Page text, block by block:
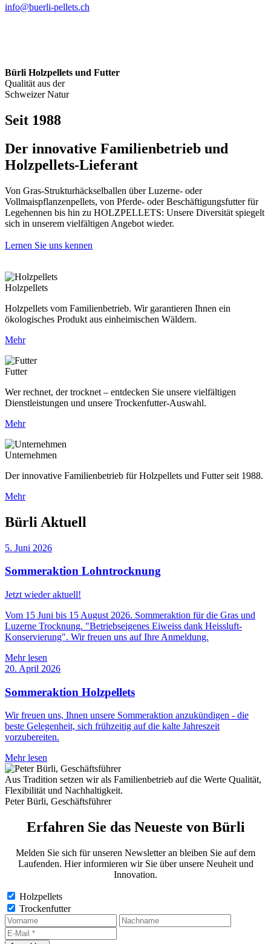
info@buerli-pellets.ch
Bürli Holzpellets und Futter
Qualität aus der
Schweizer Natur
Seit 1988
Der innovative Familienbetrieb und
Holzpellets-Lieferant
Von Gras-Strukturhäckselballen über Luzerne- oder
Vollmaispflanzenpellets, von Pferde- oder Beschäftigungsfutter für
Legehennen bis hin zu HOLZPELLETS: Unsere Diversität spiegelt
sich in unserem vielfältigen Angebot wieder.
Lernen Sie uns kennen
Holzpellets
Holzpellets vom Familienbetrieb. Wir garantieren Ihnen ein
ökologisches Produkt aus einheimischen Wäldern.
Mehr
Futter
Wer rechnet, der trocknet – entdecken Sie unsere vielfältigen
Dienstleistungen und unsere Trockenfutter-Auswahl.
Mehr
Unternehmen
Der innovative Familienbetrieb für Holzpellets und Futter seit 1988.
Mehr
Bürli Aktuell
5. Juni 2026
Sommeraktion Lohntrocknung
Jetzt wieder aktuell!
Vom 15 Juni bis 15 August 2026. Sommeraktion für die Gras und
Luzerne Trocknung. "Betriebseigenes Eiweiss dank Heissluft-
Konservierung". Wir freuen uns auf Ihre Anmeldung.
Mehr lesen
20. April 2026
Sommeraktion Holzpellets
Wir freuen uns, Ihnen unsere Sommeraktion anzukündigen - die
beste Gelegenheit, sich frühzeitig auf die kalte Jahreszeit
vorzubereiten.
Mehr lesen
Aus Tradition setzen wir als Familienbetrieb auf die Werte Qualität,
Flexibilität und Nachhaltigkeit.
Peter Bürli, Geschäftsführer
Erfahren Sie das Neueste von Bürli
Melden Sie sich für unseren Newsletter an bleiben Sie auf dem
Laufenden. Hier informieren wir Sie über unsere Neuheit und
Innovation.
Holzpellets
Trockenfutter